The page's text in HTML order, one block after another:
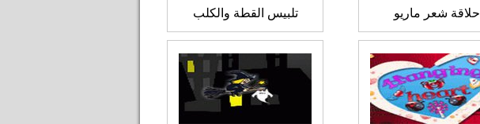
حلاقة شعر ماريو تلبيس القطة والكلب